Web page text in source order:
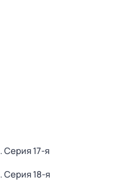
. Серия 17-я
. Серия 18-я